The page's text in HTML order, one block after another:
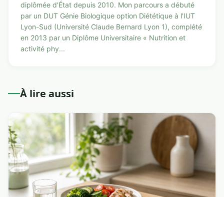
diplômée d'État depuis 2010. Mon parcours a débuté
par un DUT Génie Biologique option Diététique à l'IUT
Lyon-Sud (Université Claude Bernard Lyon 1), complété
en 2013 par un Diplôme Universitaire « Nutrition et
activité phy...
À lire aussi